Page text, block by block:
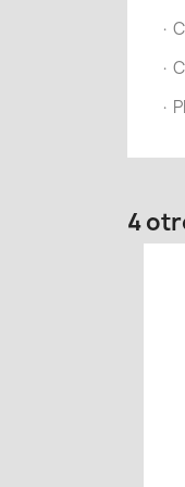
·
·
·
4